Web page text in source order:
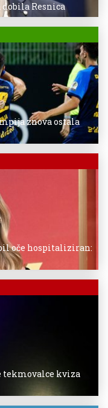
dobila Resnica
znova ostala
oče hospitaliziran:
tekmovalce kviza